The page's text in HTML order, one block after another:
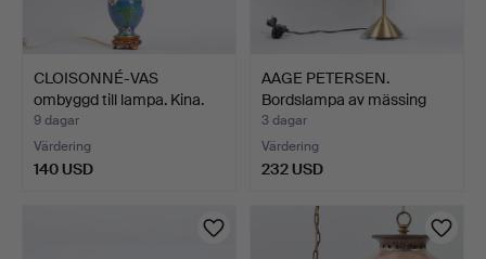
CLOISONNÉ-VAS
ombyggd till lampa. Kina.
19…
9 dagar
Värdering
140 USD
AAGE PETERSEN.
Bordslampa av mässing
och g…
3 dagar
Värdering
232 USD